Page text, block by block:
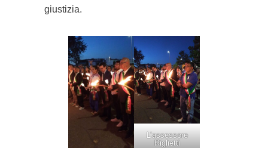
giustizia.
L’assessore
Riglietti